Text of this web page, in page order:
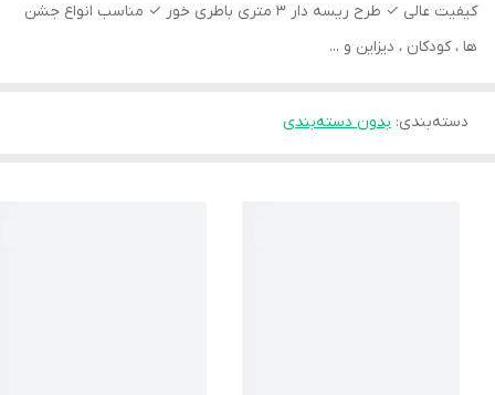
کیفیت عالی ✓ طرح ریسه دار 3 متری باطری خور ✓ مناسب انواع جشن
ها ، کودکان ، دیزاین و ...
دسته‌بندی: بدون دسته‌بندی